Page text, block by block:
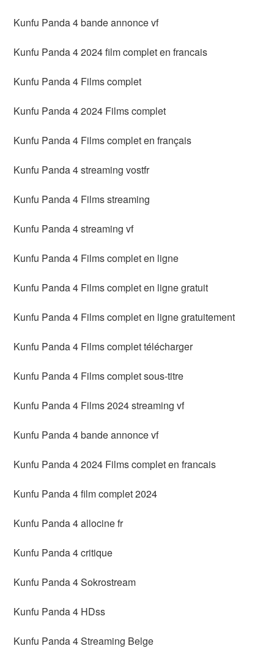
Kunfu Panda 4 bande annonce vf
Kunfu Panda 4 2024 film complet en francais
Kunfu Panda 4 Films complet
Kunfu Panda 4 2024 Films complet
Kunfu Panda 4 Films complet en français
Kunfu Panda 4 streaming vostfr
Kunfu Panda 4 Films streaming
Kunfu Panda 4 streaming vf
Kunfu Panda 4 Films complet en ligne
Kunfu Panda 4 Films complet en ligne gratuit
Kunfu Panda 4 Films complet en ligne gratuitement
Kunfu Panda 4 Films complet télécharger
Kunfu Panda 4 Films complet sous-titre
Kunfu Panda 4 Films 2024 streaming vf
Kunfu Panda 4 bande annonce vf
Kunfu Panda 4 2024 Films complet en francais
Kunfu Panda 4 film complet 2024
Kunfu Panda 4 allocine fr
Kunfu Panda 4 critique
Kunfu Panda 4 Sokrostream
Kunfu Panda 4 HDss
Kunfu Panda 4 Streaming Belge